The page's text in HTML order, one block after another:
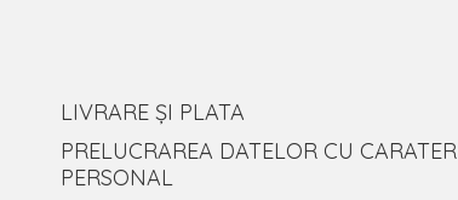
LIVRARE ȘI PLATA
PRELUCRAREA DATELOR CU CARATER
PERSONAL